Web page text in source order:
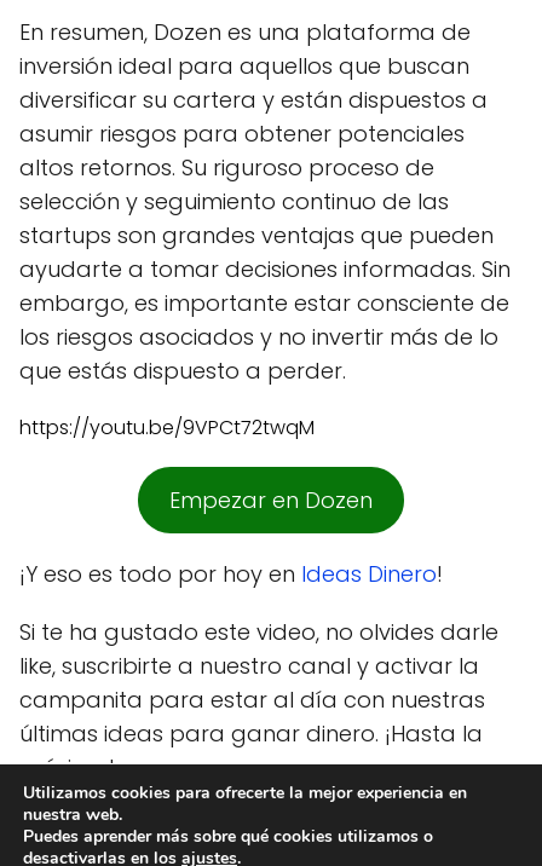
En resumen, Dozen es una plataforma de
inversión ideal para aquellos que buscan
diversificar su cartera y están dispuestos a
asumir riesgos para obtener potenciales
altos retornos. Su riguroso proceso de
selección y seguimiento continuo de las
startups son grandes ventajas que pueden
ayudarte a tomar decisiones informadas. Sin
embargo, es importante estar consciente de
los riesgos asociados y no invertir más de lo
que estás dispuesto a perder.
https://youtu.be/9VPCt72twqM
Empezar en Dozen
¡Y eso es todo por hoy en Ideas Dinero!
Si te ha gustado este video, no olvides darle
like, suscribirte a nuestro canal y activar la
campanita para estar al día con nuestras
últimas ideas para ganar dinero. ¡Hasta la
próxima!
Utilizamos cookies para ofrecerte la mejor experiencia en
nuestra web.
Puedes aprender más sobre qué cookies utilizamos o
desactivarlas en los ajustes.